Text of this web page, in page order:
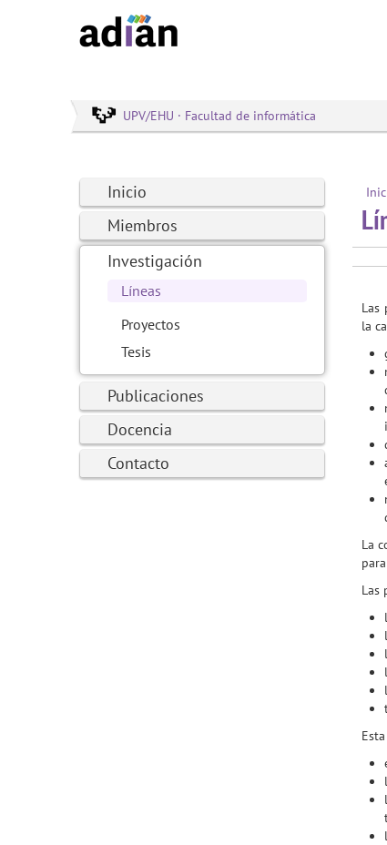
UPV/EHU · Facultad de informática
Inicio
Miembros
Investigación
Líneas
Proyectos
Tesis
Publicaciones
Docencia
Contacto
Las
la
La
Las